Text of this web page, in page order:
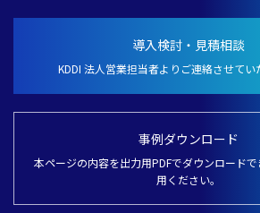
導入検討・見積相談
KDDI 法人営業担当者よりご連絡させてい
事例ダウンロード
本ページの内容を出力用PDFでダウンロード
用ください。